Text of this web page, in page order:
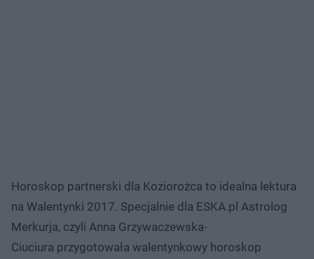
Horoskop partnerski dla Koziorożca to idealna lektura
na Walentynki 2017. Specjalnie dla ESKA.pl Astrolog
Merkurja, czyli Anna Grzywaczewska-
Ciuciura przygotowała walentynkowy horoskop